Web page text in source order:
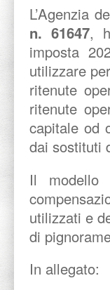
L’Agenzia
n. 61647,
imposta
utilizzare
ritenute
ritenute
capitale od
dai sostituti
Il modello
utilizzati e
di
In allegato: